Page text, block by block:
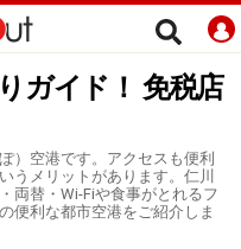
ガイド！ 免税店
）空港です。アクセスも便利
うメリットがあります。仁川
両替・Wi-Fiや食事がとれるフ
便利な都市空港をご紹介しま